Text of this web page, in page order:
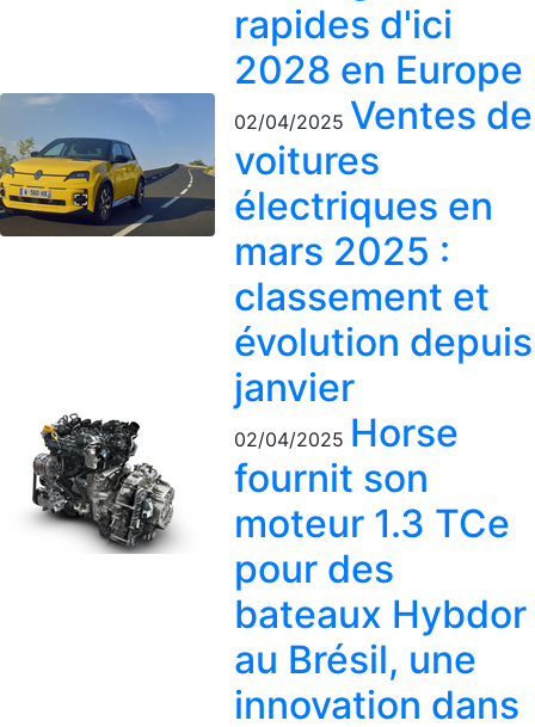
rapides d'ici
2028 en Europe
02/04/2025 Ventes de
voitures
électriques en
mars 2025 :
classement et
évolution depuis
janvier
02/04/2025 Horse
fournit son
moteur 1.3 TCe
pour des
bateaux Hybdor
au Brésil, une
innovation dans